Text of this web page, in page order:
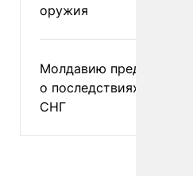
оружия
Молдавию
о последствиях выхода
СНГ